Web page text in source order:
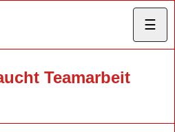
☰
Teamarbeit